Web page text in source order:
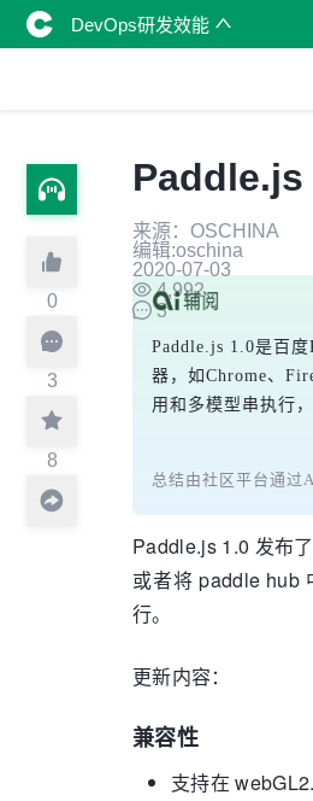
DevOps研发效能
0
3
8
Paddle.js
来源：OSCHINA
编辑:oschina
2020-07-03
4,992
3
Paddle.js 1.0是百
器，如Chrome、
用和多模型串执行
总结由社区平台通过
Paddle.js 1.0 发布
或者将 paddle hub
行。
更新内容：
兼容性
支持在